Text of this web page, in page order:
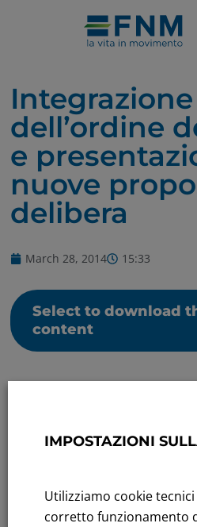
Integrazione
dell’ordine
e
nuove
delibera
March 28, 2014 15:33
Select to download
content
Title performance: On the
IMPOSTAZIONI
Utilizziamo cookie
corretto funzionamento